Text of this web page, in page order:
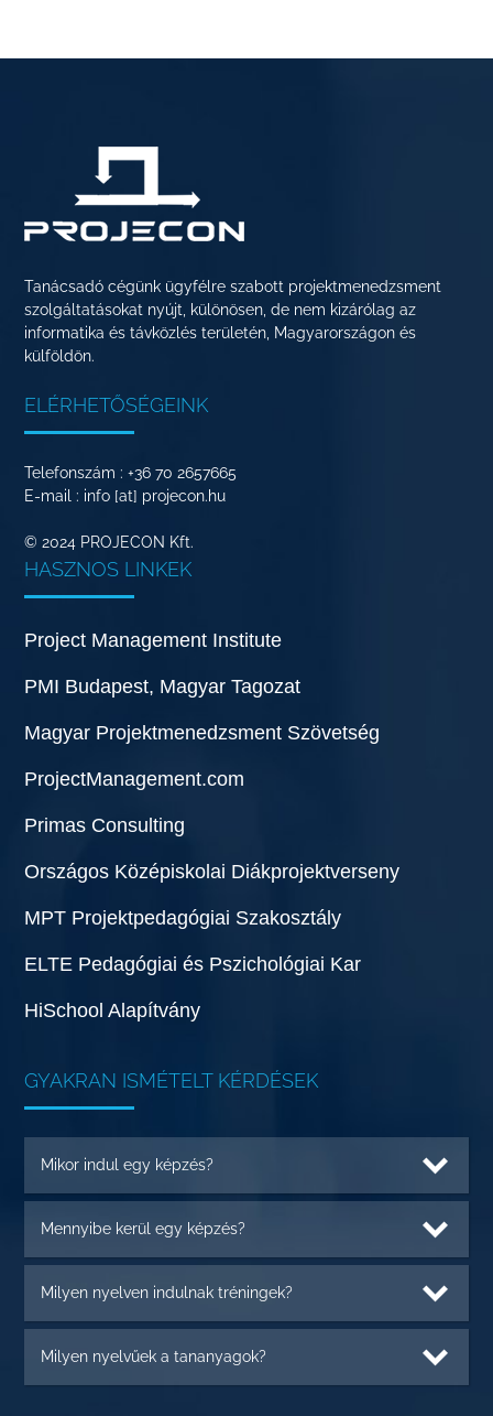
Tanácsadó cégünk ügyfélre szabott projektmenedzsment
szolgáltatásokat nyújt, különösen, de nem kizárólag az
informatika és távközlés területén, Magyarországon és
külföldön.
ELÉRHETŐSÉGEINK
Telefonszám : +36 70 2657665
E-mail : info [at] projecon.hu
© 2024 PROJECON Kft.
HASZNOS LINKEK
Project Management Institute
PMI Budapest, Magyar Tagozat
Magyar Projektmenedzsment Szövetség
ProjectManagement.com
Primas Consulting
Országos Középiskolai Diákprojektverseny
MPT Projektpedagógiai Szakosztály
ELTE Pedagógiai és Pszichológiai Kar
HiSchool Alapítvány
GYAKRAN ISMÉTELT KÉRDÉSEK
Mikor indul egy képzés?
Mennyibe kerül egy képzés?
Milyen nyelven indulnak tréningek?
Milyen nyelvűek a tananyagok?